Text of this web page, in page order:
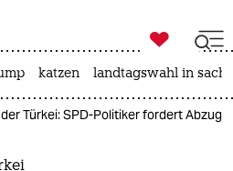
zahl ich
ich

taz zahl ich
katzen landtagswahl in
Türkei: SPD-Politiker fordert Abzug